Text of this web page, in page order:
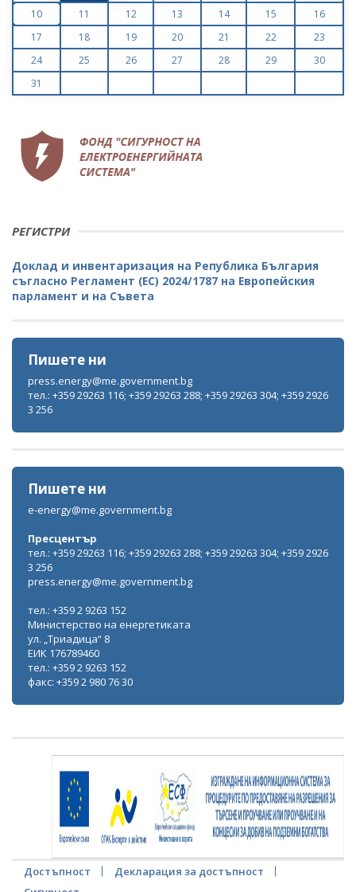
10
11 12 13 14 15
16
17
18 19 20 21 22
23
24
25 26 27 28 29
30
31
РЕГИСТРИ
Доклад и инвентаризация на Република България
съгласно Регламент (ЕС) 2024/1787 на Европейския
парламент и на Съвета
Пишете ни
press.energy@me.government.bg
тел.: +359 29263 116; +359 29263 288; +359 29263 304; +359 2926
3 256
Пишете ни
e-energy@me.government.bg
Пресцентър
тел.: +359 29263 116; +359 29263 288; +359 29263 304; +359 2926
3 256
press.energy@me.government.bg
тел.: +359 2 9263 152
Министерство на енергетиката
ул. „Триадица“ 8
ЕИК 176789460
тел.: +359 2 9263 152
факс: +359 2 980 76 30
Достъпност
Декларация за достъпност